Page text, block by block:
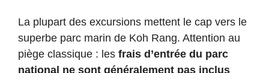
La plupart des excursions mettent le cap vers le
superbe parc marin de Koh Rang. Attention au
piège classique : les frais d’entrée du parc
national ne sont généralement pas inclus